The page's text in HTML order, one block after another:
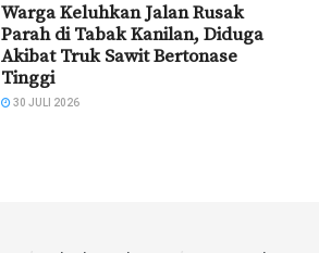
Warga Keluhkan Jalan Rusak
Parah di Tabak Kanilan, Diduga
Akibat Truk Sawit Bertonase
Tinggi
30 JULI 2026